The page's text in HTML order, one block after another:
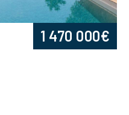
1 470 000€